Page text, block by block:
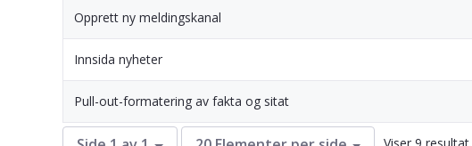
Opprett ny meldingskanal
Innsida nyheter
Pull-out-formatering av fakta og sitat
Viser 9 resultat.